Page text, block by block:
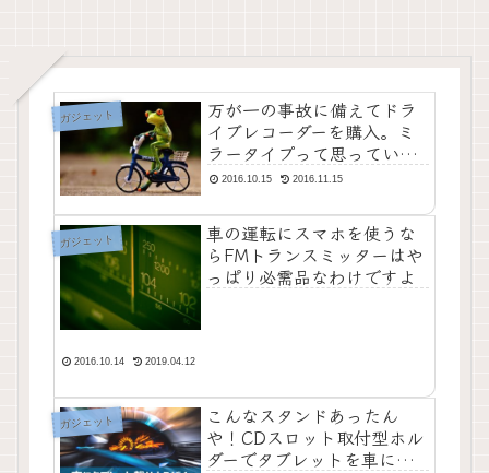
ガジェット
万が一の事故に備えてドラ
イブレコーダーを購入。ミ
ラータイプって思っていた
より便利だった件
2016.10.15 2016.11.15
ガジェット
車の運転にスマホを使うな
らFMトランスミッターはや
っぱり必需品なわけですよ
2016.10.14 2019.04.12
ガジェット
こんなスタンドあったん
や！CDスロット取付型ホル
ダーでタブレットを車にぶ